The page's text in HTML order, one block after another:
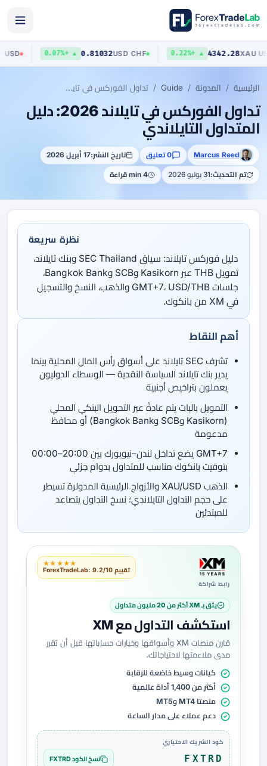
4342.28
▲ +0.22%
USD
0.81032
▲ +0.07%
AUD
الرئيسية المدونة Guide تداول الفوركس في تايلاند 2026: دليل المتداول التايلاندي
تداول الفوركس في تايلاند 2026: دليل
المتداول التايلاندي
Marcus Reed 0 تعليق تاريخ النشر:17 أبريل 2026
تم التحديث:31 يوليو 2026 4 min قراءة
نظرة سريعة
دليل فوركس تايلاند: سياق SEC Thailand وبنك تايلاند،
تمويل THB عبر Kasikorn وSCB وBangkok Bank،
جلسات GMT+7، USD/THB والذهب، النسخ والتسجيل
في XM من بانكوك.
أهم النقاط
تشرف SEC تايلاند على أسواق رأس المال المحلية بينما
يدير بنك تايلاند السياسة النقدية — الوسطاء الدوليون
يعملون بتراخيص أجنبية
التمويل بالبات يتم عادةً عبر التحويل البنكي المحلي
(Kasikorn وSCB وBangkok Bank) أو محافظ
مدعومة
GMT+7 يضع تداخل لندن–نيويورك بين 20:00–00:00
بتوقيت بانكوك مناسب للمتداول بدوام جزئي
الذهب XAU/USD والأزواج الرئيسية المدولرة تسيطر
على حجم التداول التايلاندي؛ نسخ التداول يتصاعد
للمبتدئين
رابط شراكة
★★★★★
تقييم ForexTradeLab: 9.2/10
يثق بـ XM أكثر من 20 مليون متداول
استكشف التداول مع XM
قارن منصات XM وأسواقها وخيارات حساباتها قبل أن تقرر
مدى ملاءمتها لاحتياجاتك.
كيانات وسيط خاضعة للرقابة
أكثر من 1,400 أداة عالمية
منصتا MT4 وMT5
دعم عملاء على مدار الساعة
كود الشريك الاختياري
FXTRD نسخ الكود FXTRD